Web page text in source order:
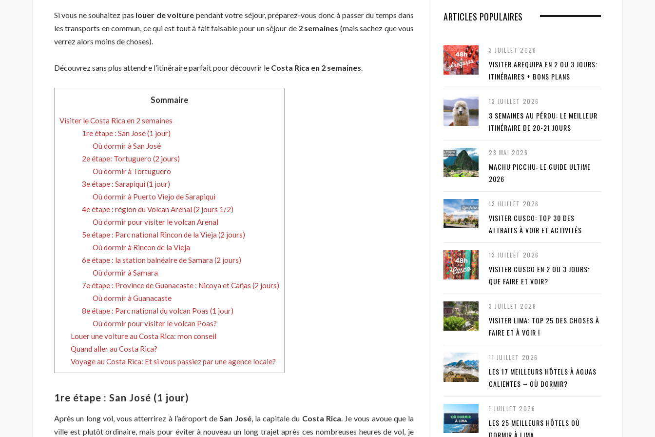
Si vous ne souhaitez pas louer de voiture pendant votre séjour, préparez-vous donc à passer du temps dans
les transports en commun, ce qui est tout à fait faisable pour un séjour de 2 semaines (mais sachez que vous
verrez alors moins de choses).
Découvrez sans plus attendre l’itinéraire parfait pour découvrir le Costa Rica en 2 semaines.
Sommaire
Visiter le Costa Rica en 2 semaines
1re étape : San José (1 jour)
Où dormir à San José
2e étape: Tortuguero (2 jours)
Où dormir à Tortuguero
3e étape : Sarapiqui (1 jour)
Où dormir à Puerto Viejo de Sarapiqui
4e étape : région du Volcan Arenal (2 jours 1/2)
Où dormir pour visiter le volcan Arenal
5e étape : Parc national Rincon de la Vieja (2 jours)
Où dormir à Rincon de la Vieja
6e étape : la station balnéaire de Samara (2 jours)
Où dormir à Samara
7e étape : Province de Guanacaste : Nicoya et Caῆas (2 jours)
Où dormir à Guanacaste
8e étape : Parc national du volcan Poas (1 jour)
Où dormir pour visiter le volcan Poas?
Louer une voiture au Costa Rica: mon conseil
Quand aller au Costa Rica?
Voyage au Costa Rica: Et si vous passiez par une agence locale?
1re étape : San José (1 jour)
Après un long vol, vous atterrirez à l’aéroport de San José, la capitale du Costa Rica . Je vous avoue que la
ville est plutôt ordinaire, mais pour éviter à nouveau un long trajet après ces nombreuses heures de vol, je
ARTICLES POPULAIRES
3 JUILLET 2026
VISITER AREQUIPA EN 2 OU 3 JOURS:
ITINÉRAIRES + BONS PLANS
13 JUILLET 2026
3 SEMAINES AU PÉROU: LE MEILLEUR
ITINÉRAIRE DE 20-21 JOURS
28 MAI 2026
MACHU PICCHU: LE GUIDE ULTIME
2026
13 JUILLET 2026
VISITER CUSCO: TOP 30 DES
ATTRAITS À VOIR ET ACTIVITÉS
13 JUILLET 2026
VISITER CUSCO EN 2 OU 3 JOURS:
QUE FAIRE ET VOIR?
3 JUILLET 2026
VISITER LIMA: TOP 25 DES CHOSES À
FAIRE ET À VOIR !
11 JUILLET 2026
LES 17 MEILLEURS HÔTELS À AGUAS
CALIENTES – OÙ DORMIR?
1 JUILLET 2026
LES 25 MEILLEURS HÔTELS OÙ